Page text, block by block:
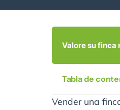
Valore su finca
Tabla de
Vender una